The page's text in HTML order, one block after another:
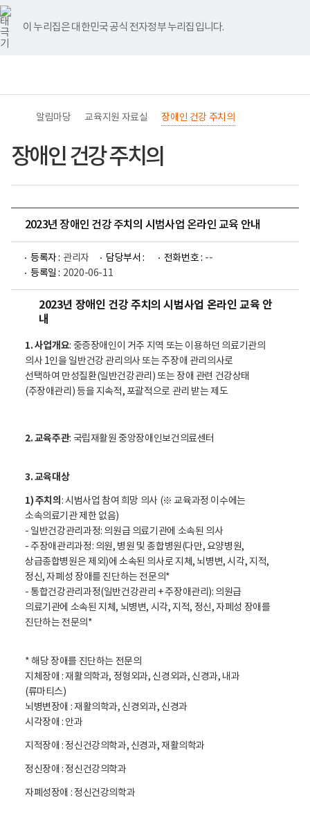
바
로
가
기
메
너
비
767px
이
하
이 누리집은 대한민국 공식 전자정부 누리집입니다.
영
검
메
홈
알림마당 교육지원 자료실 장애인 건강 주치의
장애인 건강 주치의
2023년 장애인 건강 주치의 시범사업 온라인 교육 안내
등록자 : 관리자 담당부서 : 전화번호 : --
등록일 : 2020-06-11
2023년 장애인 건강 주치의 시범사업 온라인 교육 안
내
1. 사업개요: 중증장애인이 거주 지역 또는 이용하던 의료기관의
의사 1인을 일반건강 관리의사 또는 주장애 관리의사로
선택하여 만성질환(일반건강관리) 또는 장애 관련 건강상태
(주장애관리) 등을 지속적, 포괄적으로 관리 받는 제도
2. 교육주관: 국립재활원 중앙장애인보건의료센터
3. 교육대상
1) 주치의 : 시범사업 참여 희망 의사 (※ 교육과정 이수에는
소속의료기관 제한 없음)
- 일반건강관리과정: 의원급 의료기관에 소속된 의사
- 주장애관리과정: 의원, 병원 및 종합병원(다만, 요양병원,
상급종합병원은 제외)에 소속된 의사로 지체, 뇌병변, 시각, 지적,
정신, 자폐성 장애를 진단하는 전문의*
- 통합건강관리과정(일반건강관리 + 주장애관리): 의원급
의료기관에 소속된 지체, 뇌병변, 시각, 지적, 정신, 자폐성 장애를
진단하는 전문의*
* 해당 장애를 진단하는 전문의
지체장애 : 재활의학과, 정형외과, 신경외과, 신경과, 내과
(류마티스)
뇌병변장애 : 재활의학과, 신경외과, 신경과
시각장애 : 안과
지적장애 : 정신건강의학과, 신경과, 재활의학과
정신장애 : 정신건강의학과
자폐성장애 : 정신건강의학과
유
튜
브
블
로
그
인
스
타
그
램
페
이
스
북